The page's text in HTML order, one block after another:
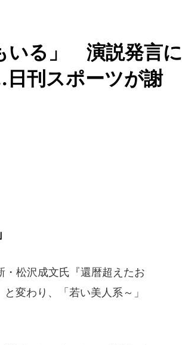
いる」 演説発言に
刊スポーツが謝
松沢成文氏『還暦超えたお
変わり、「若い美人系～」